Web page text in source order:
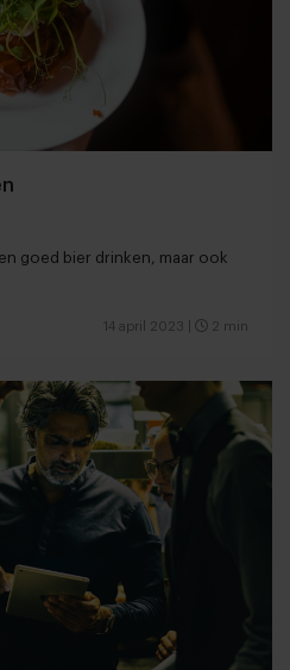
goed bier drinken, maar ook
14 april 2023 2 min